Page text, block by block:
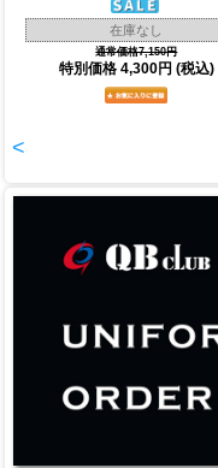
在庫なし
通常価格7,150円
特別価格 4,300円 (税込)
<